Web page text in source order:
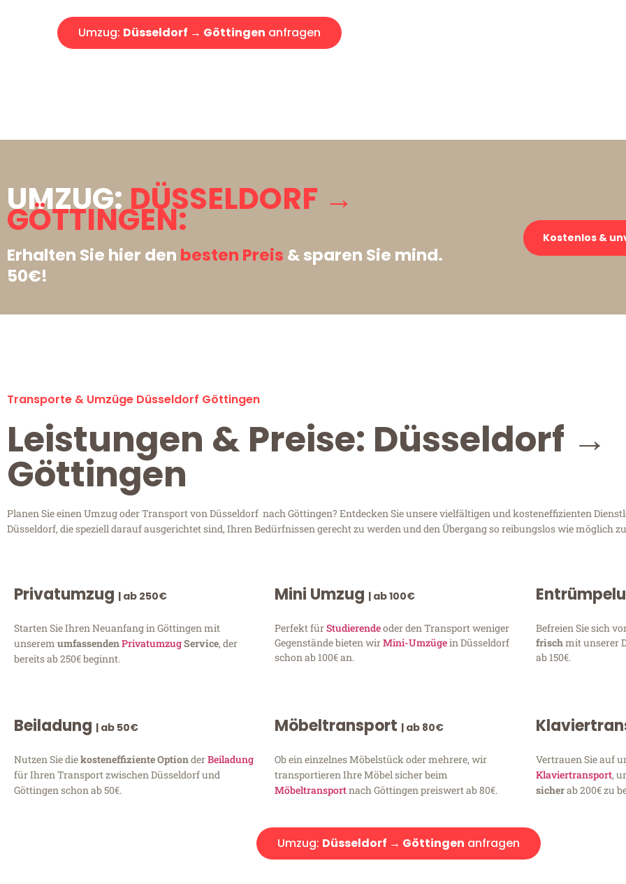
Umzug: Düsseldorf → Göttingen anfragen
UMZUG:DÜSSELDORF →
GÖTTINGEN:
Erhalten Sie hier den besten Preis & sparen Sie mind.
50€!
Kostenlos &
Transporte & Umzüge Düsseldorf Göttingen
Leistungen & Preise: Düsseldorf →
Göttingen
Planen Sie einen Umzug oder Transport von Düsseldorf nach Göttingen? Entdecken Sie unsere vielfältigen und kosteneffizienten
Düsseldorf, die speziell darauf ausgerichtet sind, Ihren Bedürfnissen gerecht zu werden und den Übergang so reibungslos wie möglich
Privatumzug | ab 250€
Starten Sie Ihren Neuanfang in Göttingen mit
unserem umfassendenPrivatumzugService, der
bereits ab 250€ beginnt.
Mini Umzug | ab 100€
Perfekt fürStudierendeoder den Transport weniger
Gegenstände bieten wirMini-Umzügein Düsseldorf
schon ab 100€ an.
Befreien Sie sich
frischmit unserer
ab 150€.
Beiladung | ab 50€
Nutzen Sie diekosteneffiziente OptionderBeiladung
für Ihren Transport zwischen Düsseldorf und
Göttingen schon ab 50€.
Möbeltransport | ab 80€
Ob ein einzelnes Möbelstück oder mehrere, wir
transportieren Ihre Möbel sicher beim
Möbeltransportnach Göttingen preiswert ab 80€.
Vertrauen Sie auf
Klaviertransport,
sicherab 200€ zu
Umzug: Düsseldorf → Göttingen anfragen